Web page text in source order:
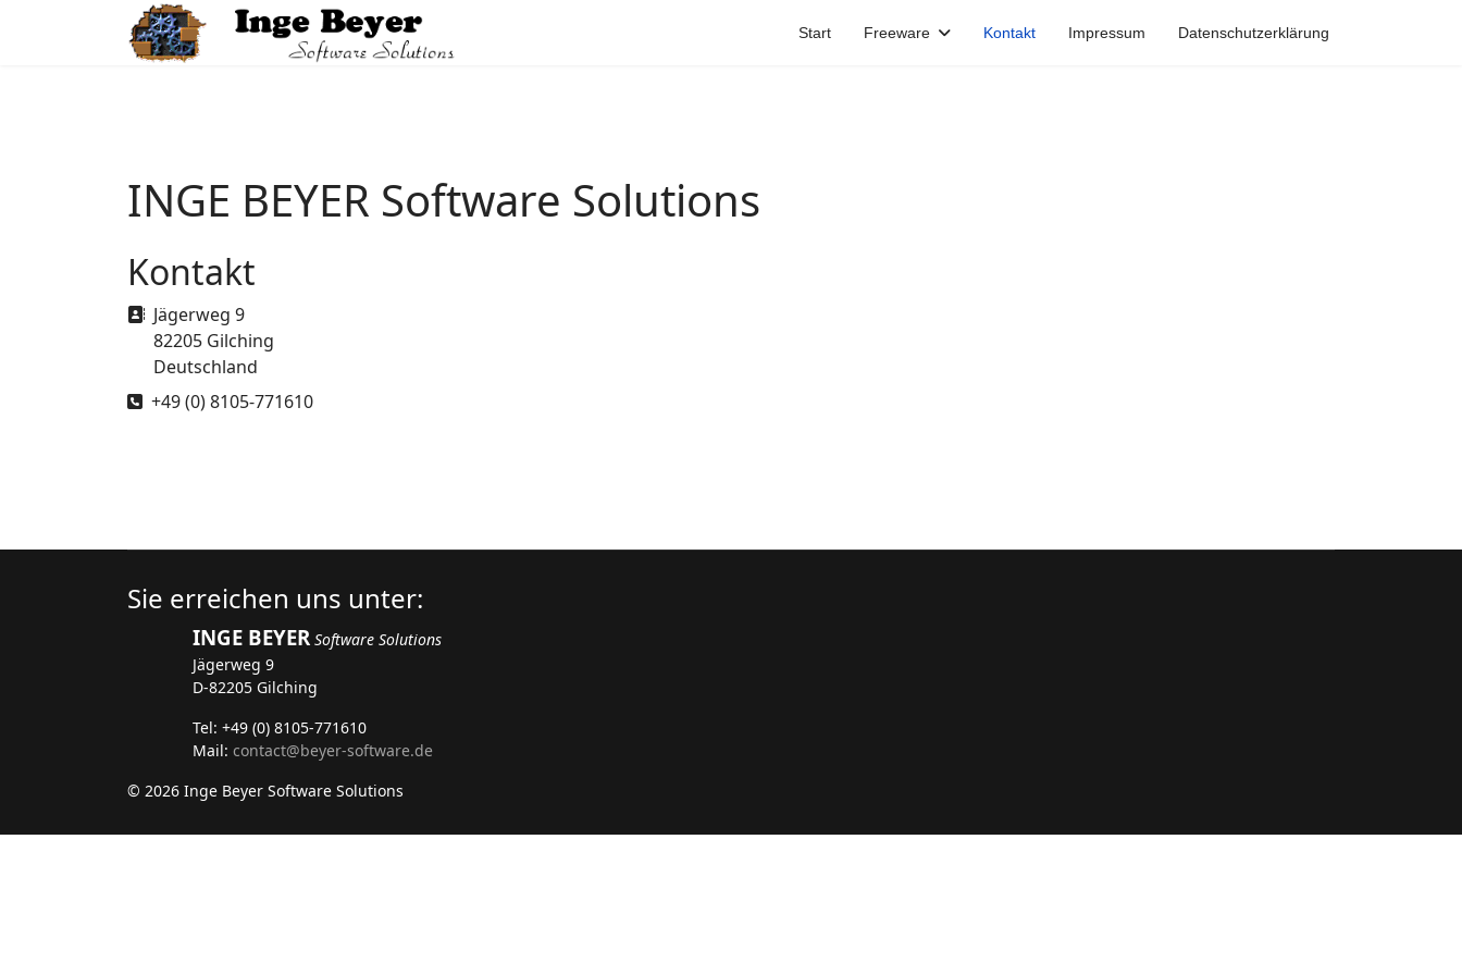
Start Freeware Kontakt Impressum Datenschutzerklärung
INGE BEYER Software Solutions
Kontakt
Adresse
Jägerweg 9
82205 Gilching
Deutschland
Telefon
+49 (0) 8105-771610
Sie erreichen uns unter:
INGE BEYER Software Solutions
Jägerweg 9
D-82205 Gilching
Tel: +49 (0) 8105-771610
Mail: contact@beyer-software.de
© 2026 Inge Beyer Software Solutions